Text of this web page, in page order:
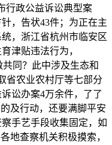
行政公益诉讼典型案
，告状43件；为正在主
，浙江省杭州市临安区
津贴违法行为，
同？此中涉及生态和
省农业农村厅等七部分
讼办案4万余件，了了
及行动，还要满脚平安
手艺手段收集固定，如
地查察机关积极摸索，